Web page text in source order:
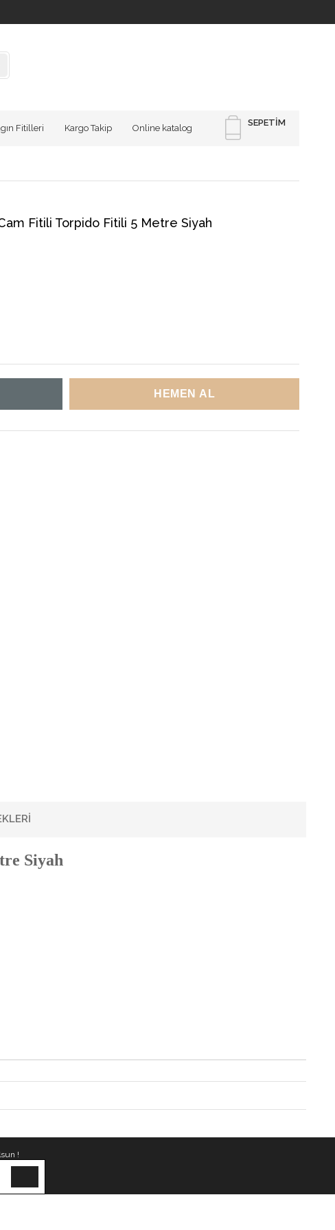
SEPETIM
Fitilleri Kargo Takip Online katalog
Fitili Torpido Fitili 5 Metre Siyah
Siyah
!